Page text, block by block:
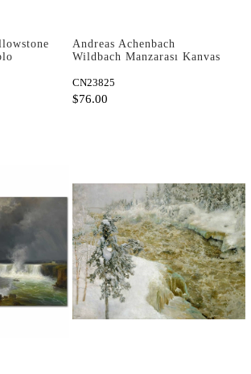
Andreas Achenbach
Wildbach Manzarası Kanvas
CN23825
$76.00